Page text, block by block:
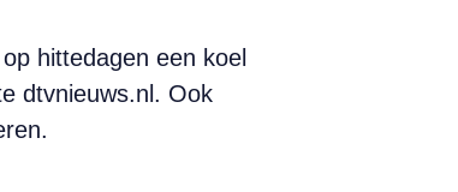
hittedagen een koel
dtvnieuws.nl. Ook